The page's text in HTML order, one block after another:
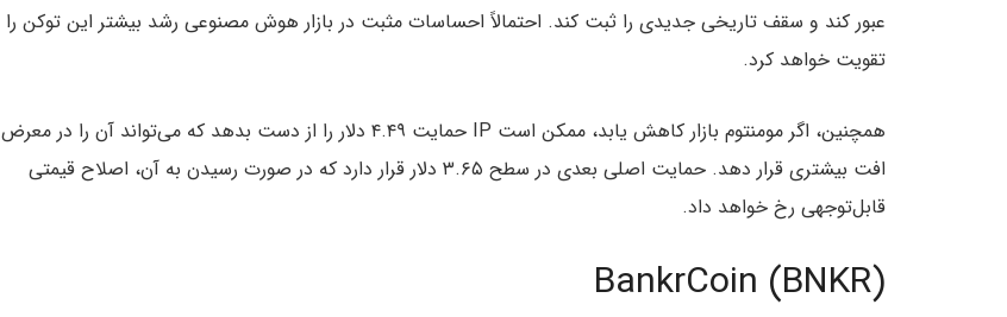
عبور کند و سقف تاریخی جدیدی را ثبت کند. احتمالاً احساسات مثبت در بازار هوش مصنوعی رشد بیشتر این توکن را
تقویت خواهد کرد.
همچنین، اگر مومنتوم بازار کاهش یابد، ممکن است IP حمایت ۴.۴۹ دلار را از دست بدهد که می‌تواند آن را در معرض
افت بیشتری قرار دهد. حمایت اصلی بعدی در سطح ۳.۶۵ دلار قرار دارد که در صورت رسیدن به آن، اصلاح قیمتی
قابل‌توجهی رخ خواهد داد.
BankrCoin (BNKR)